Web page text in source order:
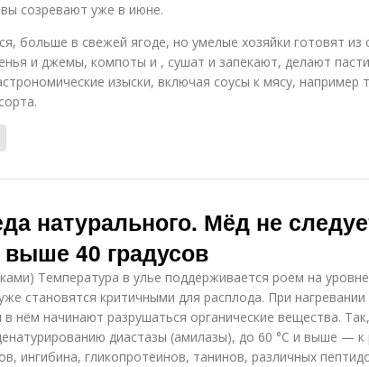
созревают уже в июне.
больше в свежей ягоде, но умелые хозяйки готовят из
и джемы, компоты и , сушат и запекают, делают
изыски, включая соусы к мясу, например
натурального. Мёд не
выше 40 градусов
Температура в улье поддерживается роем на
становятся критичными для расплода. При
нём начинают разрушаться органические вещества.
диастазы (амилазы), до 60 °C и выше —
ингибина, гликопротеинов, танинов, различных